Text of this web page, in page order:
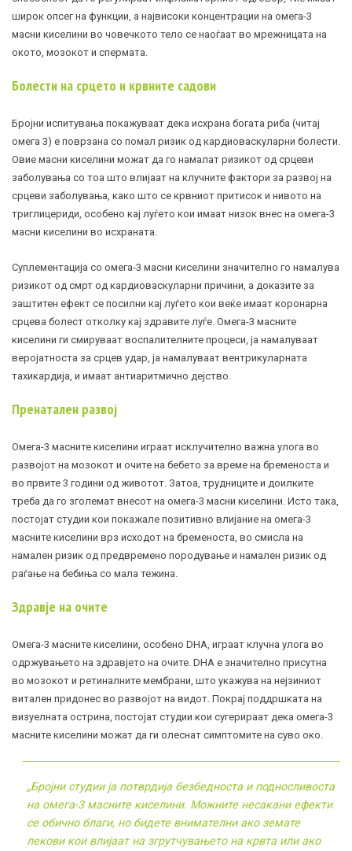
широк опсег на функции, а највисоки концентрации на омега-3
масни киселини во човечкото тело се наоѓаат во мрежницата на
окото, мозокот и спермата.
Болести на срцето и крвните садови
Бројни испитувања покажуваат дека исхрана богата риба (читај
омега 3) е поврзана со помал ризик од кардиоваскуларни болести.
Овие масни киселини можат да го намалат ризикот од срцеви
заболувања со тоа што влијаат на клучните фактори за развој на
срцеви заболувања, како што се крвниот притисок и нивото на
триглицериди, особено кај луѓето кои имаат низок внес на омега-3
масни киселини во исхраната.
Суплементација со омега-3 масни киселини значително го намалува
ризикот од смрт од кардиоваскуларни причини, а доказите за
заштитен ефект се посилни кај луѓето кои веќе имаат коронарна
срцева болест отколку кај здравите луѓе. Омега-3 масните
киселини ги смируваат воспалителните процеси, ја намалуваат
веројатноста за срцев удар , ја намалуваат вентрикуларната
тахикардија , и имаат антиаритмично дејство.
Пренатален развој
Омега-3 масните киселини играат исклучително важна улога во
развојот на мозокот и очите на бебето за време на бременоста и
во првите 3 години од животот. Затоа, трудниците и доилките
треба да го зголемат внесот на омега-3 масни киселини. Исто така,
постојат студии кои покажале позитивно влијание на омега-3
масните киселини врз исходот на бременоста, во смисла на
намален ризик од предвремено породување и намален ризик од
раѓање на бебиња со мала тежина.
Здравје на очите
Омега-3 масните киселини, особено DHA, играат клучна улога во
одржувањето на здравјето на очите. DHA е значително присутна
во мозокот и ретиналните мембрани, што укажува на нејзиниот
витален придонес во развојот на видот. Покрај поддршката на
визуелната острина, постојат студии кои сугерираат дека омега-3
масните киселини можат да ги олеснат симптомите на суво око.
„Бројни студии ја потврдија безбедноста и подносливоста
на омега-3 масните киселини. Mожните несакани ефекти
се обично благи, но бидете внимателни ако земате
лекови кои влијаат на згрутчувањето на крвта или ако